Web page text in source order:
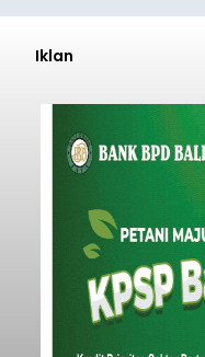
Iklan